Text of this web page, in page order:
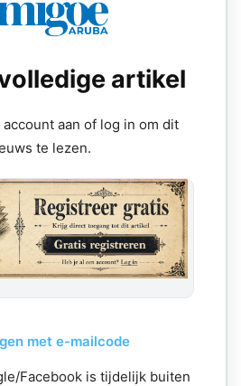
artikel
aan of log in om dit
te lezen.
met e-mailcode
Facebook is tijdelijk buiten